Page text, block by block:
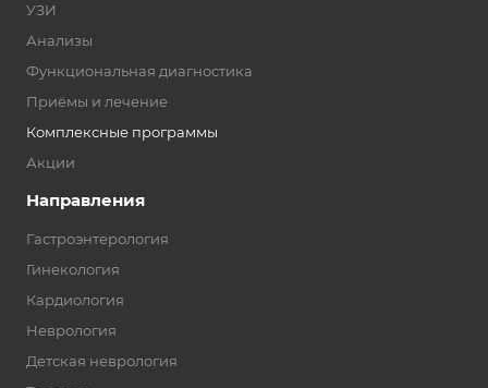
УЗИ
Анализы
Функциональная диагностика
Приёмы и лечение
Комплексные программы
Акции
Направления
Гастроэнтерология
Гинекология
Кардиология
Неврология
Детская неврология